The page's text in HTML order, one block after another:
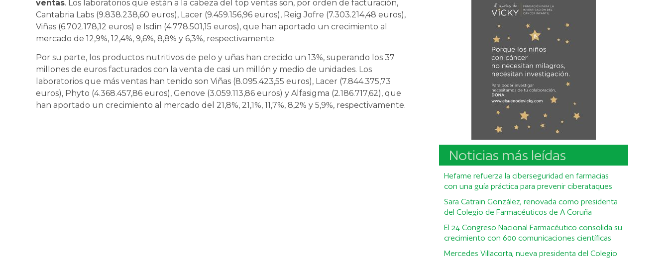
ventas. Los laboratorios que están a la cabeza del top ventas son, por orden de facturación,
Cantabria Labs (9.838.238,60 euros), Lacer (9.459.156,96 euros), Reig Jofre (7.303.214,48 euros),
Viñas (6.702.178,12 euros) e Isdin (4.778.501,15 euros), que han aportado un crecimiento al
mercado de 12,9%, 12,4%, 9,6%, 8,8% y 6,3%, respectivamente.
Por su parte, los productos nutritivos de pelo y uñas han crecido un 13%, superando los 37
millones de euros facturados con la venta de casi un millón y medio de unidades. Los
laboratorios que más ventas han tenido son Viñas (8.095.423,55 euros), Lacer (7.844.375,73
euros), Phyto (4.368.457,86 euros), Genove (3.059.113,86 euros) y Alfasigma (2.186.717,62), que
han aportado un crecimiento al mercado del 21,8%, 21,1%, 11,7%, 8,2% y 5,9%, respectivamente.
Noticias más leídas
Hefame refuerza la ciberseguridad en farmacias
con una guía práctica para prevenir ciberataques
Sara Catrain González, renovada como presidenta
del Colegio de Farmacéuticos de A Coruña
El 24 Congreso Nacional Farmacéutico consolida su
crecimiento con 600 comunicaciones científicas
Mercedes Villacorta, nueva presidenta del Colegio